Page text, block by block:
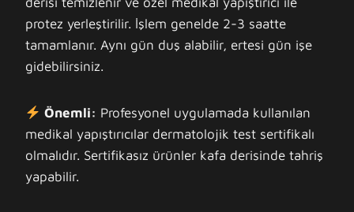
protez yerleştirilir. İşlem genelde 2-3 saatte
tamamlanır. Aynı gün duş alabilir, ertesi gün işe
gidebilirsiniz.
Önemli: Profesyonel uygulamada kullanılan
medikal yapıştırıcılar dermatolojik test sertifikalı
olmalıdır. Sertifikasız ürünler kafa derisinde tahriş
yapabilir.